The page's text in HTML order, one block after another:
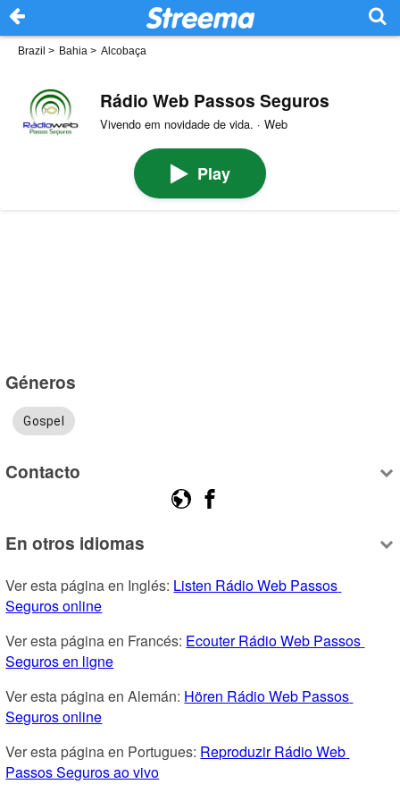
Brazil > Bahia > Alcobaça
Rádio Web Passos Seguros
Vivendo em novidade de vida. · Web
Play
Géneros
Gospel
Contacto
En otros idiomas
Ver esta página en Inglés: Listen Rádio Web Passos
Seguros online
Ver esta página en Francés: Ecouter Rádio Web Passos
Seguros en ligne
Ver esta página en Alemán: Hören Rádio Web Passos
Seguros online
Ver esta página en Portugues: Reproduzir Rádio Web
Passos Seguros ao vivo